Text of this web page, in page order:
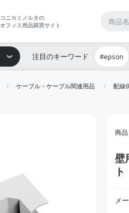
コニカミノルタの
オフィス用品購買サイト
注目のキーワード #epson
ケーブル・ケーブル関連用品 配線
商
壁
ト
メ